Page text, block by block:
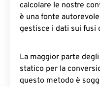
calcolare le nostre
è una fonte
gestisce i dati sui fusi
La maggior parte
statico per la
questo metodo è